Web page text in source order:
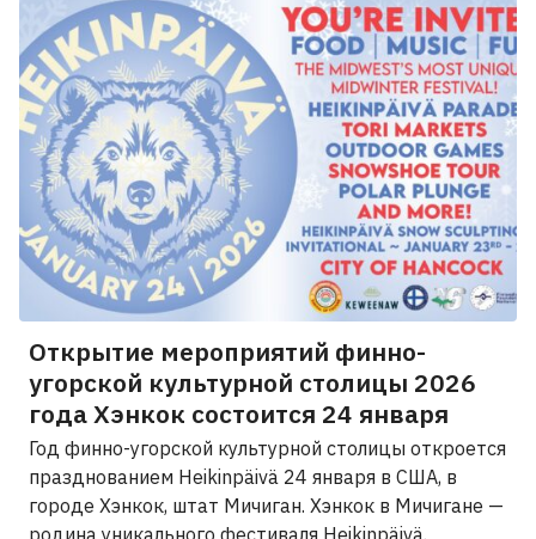
Открытие мероприятий финно-
угорской культурной столицы 2026
года Хэнкок состоится 24 января
Год финно-угорской культурной столицы откроется
празднованием Heikinpäivä 24 января в США, в
городе Хэнкок, штат Мичиган. Хэнкок в Мичигане —
родина уникального фестиваля Heikinpäivä.